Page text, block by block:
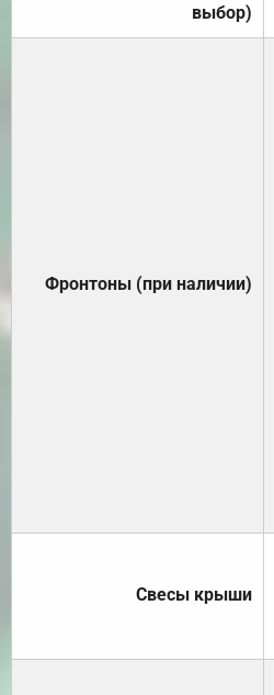
выбор)
Фронтоны (при наличии)
Свесы крыши